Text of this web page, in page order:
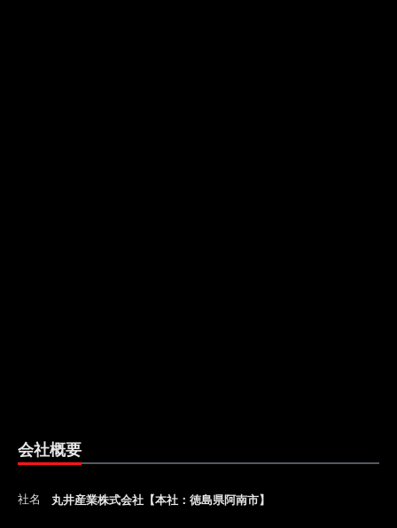
会社概要
社名 丸井産業株式会社【本社：徳島県阿南市】